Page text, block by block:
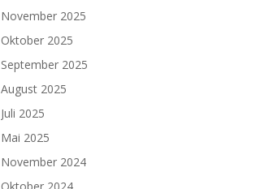
November 2025
Oktober 2025
September 2025
August 2025
Juli 2025
Mai 2025
November 2024